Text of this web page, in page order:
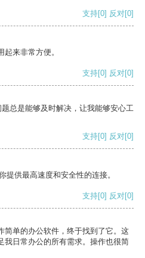
支持[0] 反对[0]
来非常方便。
支持[0] 反对[0]
总是能够及时解决，让我能够安心工
支持[0] 反对[0]
提供最高速度和安全性的连接。
支持[0] 反对[0]
简单的办公软件，终于找到了它。这
我日常办公的所有需求。操作也很简